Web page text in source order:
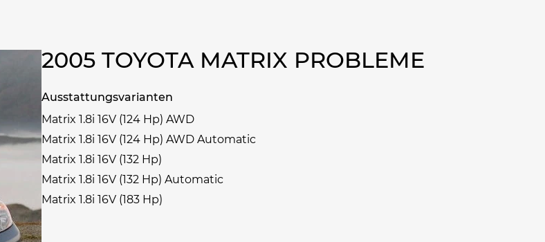
2005 TOYOTA MATRIX PROBLEME
Ausstattungsvarianten
Matrix 1.8i 16V (124 Hp) AWD
Matrix 1.8i 16V (124 Hp) AWD Automatic
Matrix 1.8i 16V (132 Hp)
Matrix 1.8i 16V (132 Hp) Automatic
Matrix 1.8i 16V (183 Hp)